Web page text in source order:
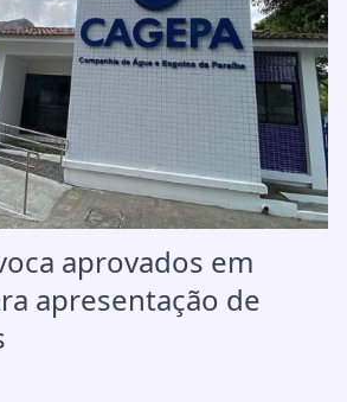
aprovados em
apresentação de